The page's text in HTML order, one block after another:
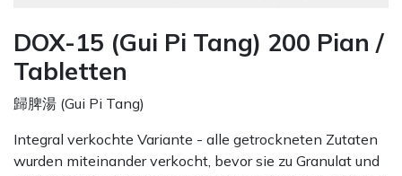
DOX-15 (Gui Pi Tang) 200 Pian /
Tabletten
歸脾湯 (Gui Pi Tang)
Integral verkochte Variante - alle getrockneten Zutaten
wurden miteinander verkocht, bevor sie zu Granulat und